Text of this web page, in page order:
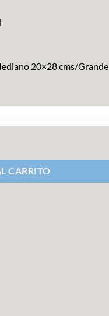
20×28 cms/Grande
CARRITO